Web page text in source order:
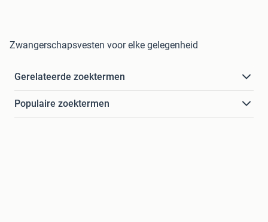
Zwangerschapsvesten voor elke gelegenheid
Gerelateerde zoektermen
Populaire zoektermen